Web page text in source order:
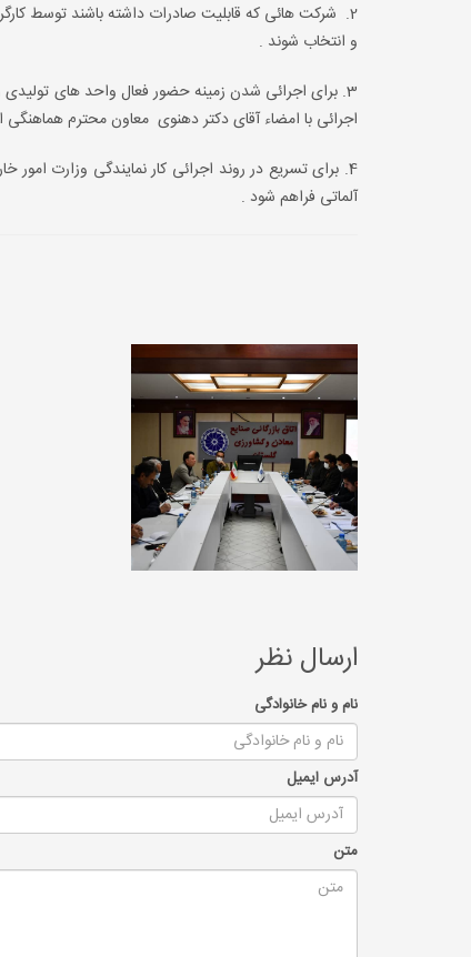
2. شرکت هائی که قابلیت صادرات داشته باشند توسط
و انتخاب شوند .
اجرائی با امضاء آقای دکتر دهنوی معاون محترم
4. برای تسریع در روند اجرائی کار نمایندگی وزارت
آلماتی فراهم شود .
ارسال نظر
نام و نام خانوادگی
آدرس ایمیل
متن